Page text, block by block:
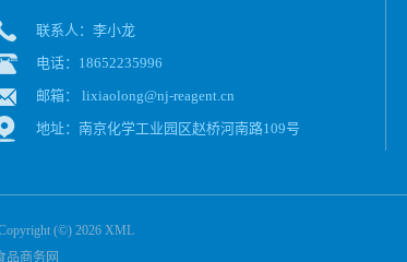
联系人：李小龙
电话：18652235996
邮箱： lixiaolong@nj-reagent.cn
地址：南京化学工业园区赵桥河南路109号
(©) 2026 XML
品商务网